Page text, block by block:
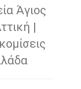
Άγιος
|